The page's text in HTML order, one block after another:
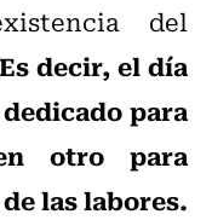
del
Es decir, el día
para
otro para
las labores.